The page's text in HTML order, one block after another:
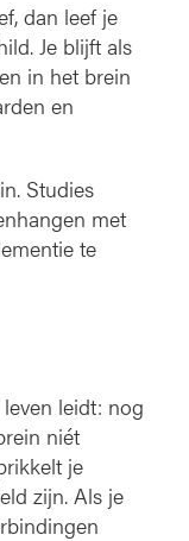
dan leef je
Je blijft als
in het brein
en
Studies
met
te
leidt: nog
niét
je
zijn. Als je